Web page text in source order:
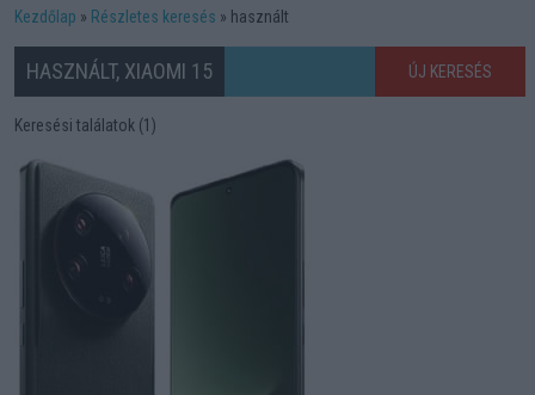
Kezdőlap Részletes keresés használt
HASZNÁLT, XIAOMI 15 ÚJ KERESÉS
Keresési találatok (1)